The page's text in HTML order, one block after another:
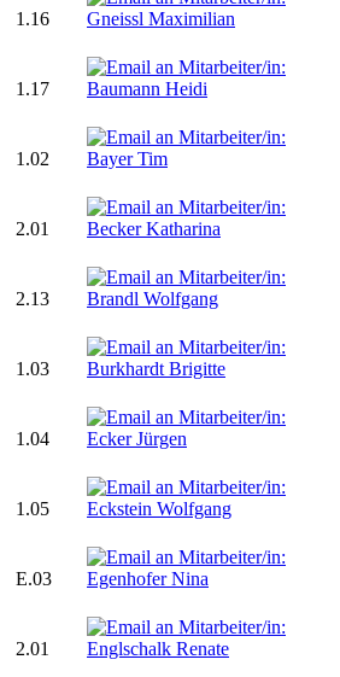
1.16
1.17
1.02
2.01
2.13
1.03
1.04
1.05
E.03
2.01